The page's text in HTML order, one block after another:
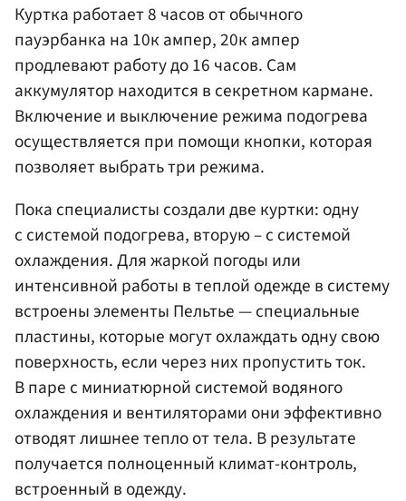
Куртка работает 8 часов от обычного
пауэрбанка на 10к ампер, 20к ампер
продлевают работу до 16 часов. Сам
аккумулятор находится в секретном кармане.
Включение и выключение режима подогрева
осуществляется при помощи кнопки, которая
позволяет выбрать три режима.
Пока специалисты создали две куртки: одну
с системой подогрева, вторую – с системой
охлаждения. Для жаркой погоды или
интенсивной работы в теплой одежде в систему
встроены элементы Пельтье — специальные
пластины, которые могут охлаждать одну свою
поверхность, если через них пропустить ток.
В паре с миниатюрной системой водяного
охлаждения и вентиляторами они эффективно
отводят лишнее тепло от тела. В результате
получается полноценный климат-контроль,
встроенный в одежду.